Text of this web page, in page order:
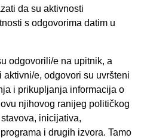
da su aktivnosti
s odgovorima datim u
odgovorili/e na upitnik, a
e, odgovori su uvršteni
i prikupljanja informacija o
njihovog ranijeg političkog
inicijativa,
i drugih izvora. Tamo